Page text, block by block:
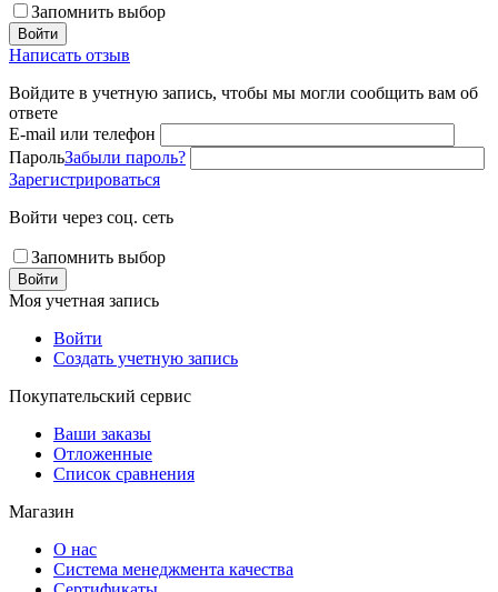
Запомнить выбор
Войти
Написать отзыв
Войдите в учетную запись, чтобы мы могли сообщить вам об
ответе
E-mail или телефон
ПарольЗабыли пароль?
Зарегистрироваться
Войти через соц. сеть
Запомнить выбор
Войти
Моя учетная запись
Войти
Создать учетную запись
Покупательский сервис
Ваши заказы
Отложенные
Список сравнения
Магазин
О нас
Система менеджмента качества